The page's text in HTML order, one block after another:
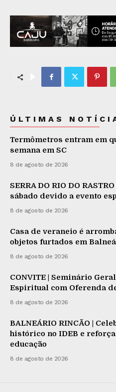
ÚLTIMAS
Termômetros entram em
semana em SC
8 de agosto de 2026
SERRA DO RIO DO
sábado devido a evento
8 de agosto de 2026
Casa de veraneio é
objetos furtados em
8 de agosto de 2026
CONVITE | Seminário
Espiritual com Oferenda
8 de agosto de 2026
BALNEÁRIO RINCÃO |
histórico no IDEB e
educação
8 de agosto de 2026